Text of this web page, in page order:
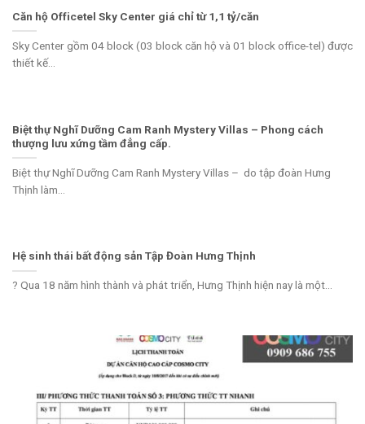
Căn hộ Officetel Sky Center giá chỉ từ 1,1 tỷ/căn
Sky Center gồm 04 block (03 block căn hộ và 01 block office-tel) được
thiết kế...
Biệt thự Nghĩ Dưỡng Cam Ranh Mystery Villas – Phong cách
thượng lưu xứng tầm đẳng cấp.
Biệt thự Nghĩ Dưỡng Cam Ranh Mystery Villas – do tập đoàn Hưng
Thịnh làm...
Hệ sinh thái bất động sản Tập Đoàn Hưng Thịnh
? Qua 18 năm hình thành và phát triển, Hưng Thịnh hiện nay là một...